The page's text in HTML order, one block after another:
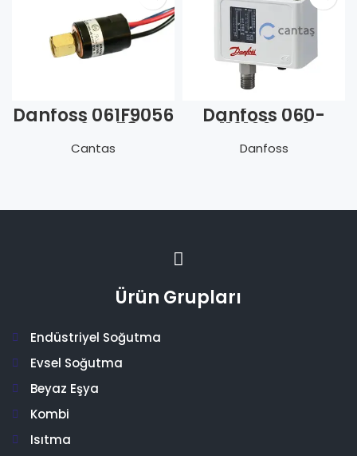
Danfoss 061F9056
ACB-2UC58W
Y.B.O. 19.0/23.0
bar
Cantas
Danfoss 060-
110166 KP 1
Presostat –
Vakum
Danfoss
Ürün Grupları
Endüstriyel Soğutma
Evsel Soğutma
Beyaz Eşya
Kombi
Isıtma